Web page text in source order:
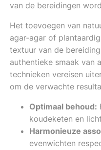
van de bereidingen
Het toevoegen van
agar-agar of
textuur van de
authentieke smaak van
technieken vereisen
om de verwachte
Optimaal behoud:
koudeketen en
Harmonieuze
evenwichten